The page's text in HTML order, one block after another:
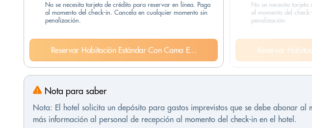
No se necesita tarjeta de crédito para reservar en línea. Paga
al momento del check-in. Cancela en cualquier momento sin
penalización.
Reservar Habitación Estándar Con Cama E...
No se necesita
al momento del
penalización.
Reservar
Nota para saber
Nota: El hotel solicita un depósito para gastos imprevistos que se debe abonar
más información al personal de recepción al momento del check-in en el hotel.